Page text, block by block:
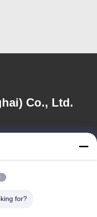
Co., Ltd.
for?